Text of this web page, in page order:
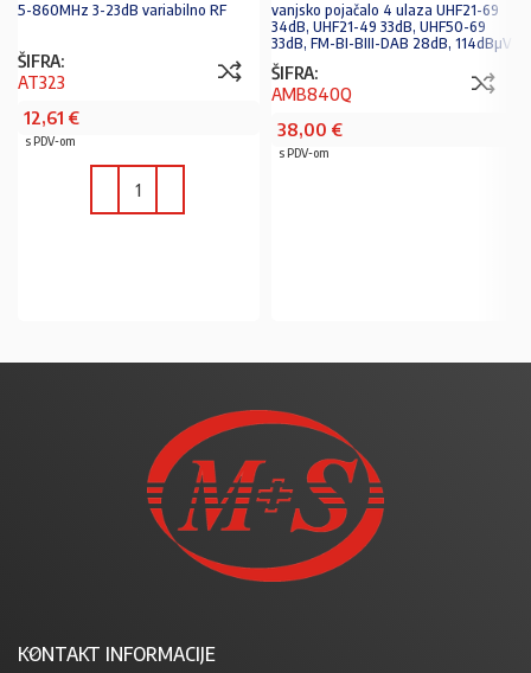
5-860MHz 3-23dB variabilno RF
ŠIFRA:
AT323
12,61 €
s PDV-om
vanjsko pojačalo 4 ulaza UHF21-69
34dB, UHF21-49 33dB, UHF50-69
33dB, FM-BI-BIII-DAB 28dB, 114dBµV
ŠIFRA:
AMB840Q
38,00 €
s PDV-om
KONTAKT INFORMACIJE